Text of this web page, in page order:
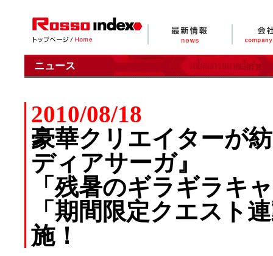
ニュース
2010/08/18
豪華クリエイターが
ディアサーガ』
「残暑のギラギラキ
「期間限定クエスト
施！